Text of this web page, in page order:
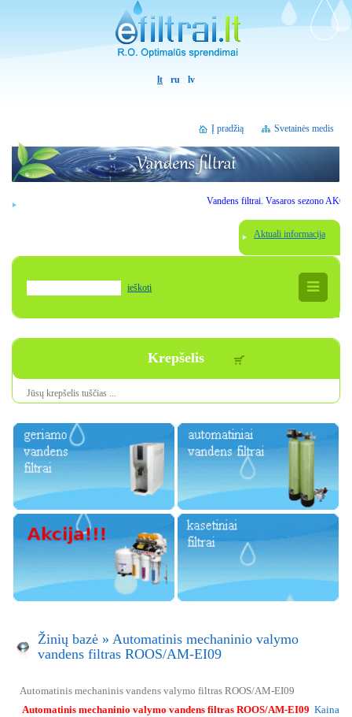
lt ru lv
Svetainės medis
Į pradžią
Vandens filtrai. Vasaros sezono
Aktuali informacija
ieškoti
Krepšelis
Jūsų krepšelis tuščias ...
Žinių bazė » Automatinis mechaninio valymo
vandens filtras ROOS/AM-EI09
Automatinis mechaninis vandens valymo filtras ROOS/AM-EI09
Automatinis mechaninio valymo vandens filtras ROOS/AM-EI09 Kaina